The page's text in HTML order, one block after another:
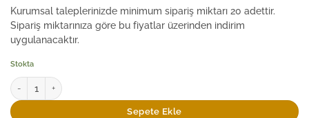
Kurumsal taleplerinizde minimum sipariş miktarı 20 adettir.
Sipariş miktarınıza göre bu fiyatlar üzerinden indirim
uygulanacaktır.
Stokta
Elsanat İstanbul Kazanı Başucu Sürahi Seti adet
Sepete Ekle